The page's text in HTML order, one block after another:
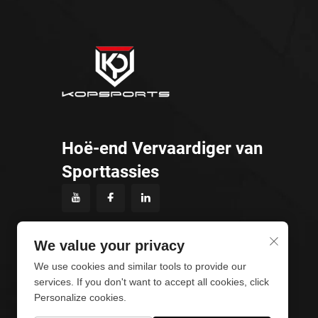
Hoë-end Vervaardiger van
Sporttassies
We value your privacy
We use cookies and similar tools to provide our
services. If you don't want to accept all cookies, click
Personalize cookies.